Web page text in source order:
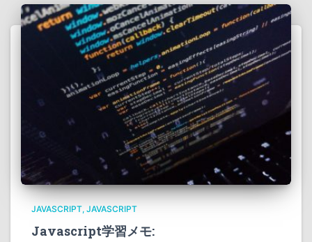
JAVASCRIPT JAVASCRIPT
Javascript学習メモ: